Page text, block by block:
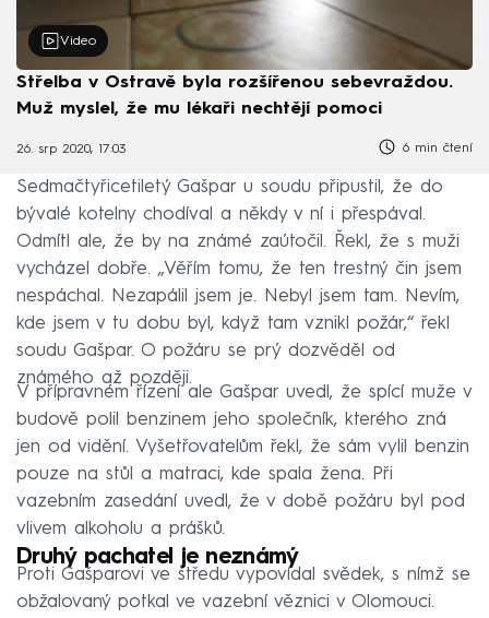
Video
Střelba v Ostravě byla rozšířenou sebevraždou.
Muž myslel, že mu lékaři nechtějí pomoci
26. srp 2020, 17:03 6 min čtení
Sedmačtyřicetiletý Gašpar u soudu připustil, že do
bývalé kotelny chodíval a někdy v ní i přespával.
Odmítl ale, že by na známé zaútočil. Řekl, že s muži
vycházel dobře. „Věřím tomu, že ten trestný čin jsem
nespáchal. Nezapálil jsem je. Nebyl jsem tam. Nevím,
kde jsem v tu dobu byl, když tam vznikl požár,“ řekl
soudu Gašpar. O požáru se prý dozvěděl od
známého až později.
V přípravném řízení ale Gašpar uvedl, že spící muže v
budově polil benzinem jeho společník, kterého zná
jen od vidění. Vyšetřovatelům řekl, že sám vylil benzin
pouze na stůl a matraci, kde spala žena. Při
vazebním zasedání uvedl, že v době požáru byl pod
vlivem alkoholu a prášků.
Druhý pachatel je neznámý
Proti Gašparovi ve středu vypovídal svědek, s nímž se
obžalovaný potkal ve vazební věznici v Olomouci.